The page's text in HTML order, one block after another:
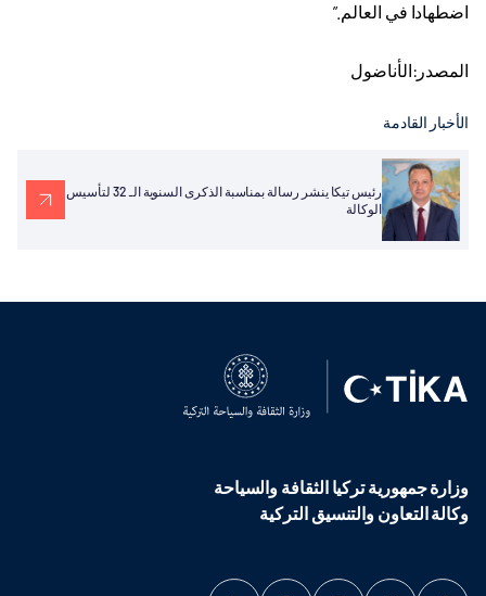
اضطهادا في العالم ”.
المصدر:الأناضول
الأخبار القادمة
رئيس تيكا ينشر رسالة بمناسبة الذكرى السنوية الـ 32 لتأسيس
الوكالة
وزارة جمهورية تركيا الثقافة والسياحة
وكالة التعاون والتنسيق التركية